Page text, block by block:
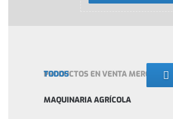
PRODUCTOS EN VENTA MERCOFRAN:
TODOS
MAQUINARIA AGRÍCOLA